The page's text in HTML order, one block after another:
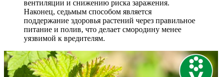
вентиляции и снижению риска заражения.
Наконец, седьмым способом является
поддержание здоровья растений через правильное
питание и полив, что делает смородину менее
уязвимой к вредителям.